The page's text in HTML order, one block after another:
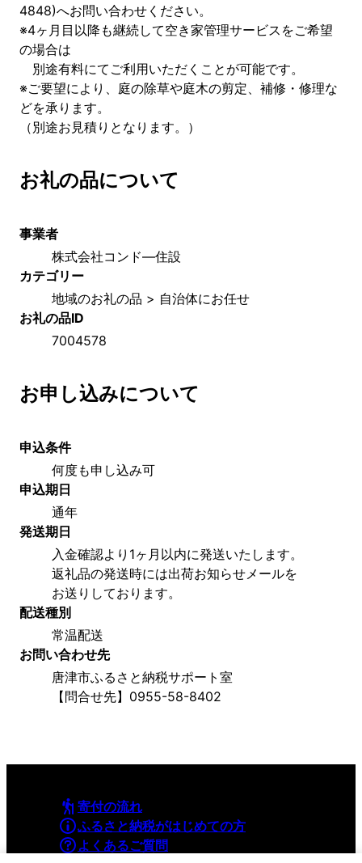
4848)へお問い合わせください。
※4ヶ月目以降も継続して空き家管理サービスをご希望
の場合は
別途有料にてご利用いただくことが可能です。
※ご要望により、庭の除草や庭木の剪定、補修・修理な
どを承ります。
（別途お見積りとなります。）
お礼の品について
事業者
株式会社コンド―住設
カテゴリー
地域のお礼の品 > 自治体にお任せ
お礼の品ID
7004578
お申し込みについて
申込条件
何度も申し込み可
申込期日
通年
発送期日
入金確認より1ヶ月以内に発送いたします。
返礼品の発送時には出荷お知らせメールを
お送りしております。
配送種別
常温配送
お問い合わせ先
唐津市ふるさと納税サポート室
【問合せ先】0955-58-8402
寄付の流れ
ふるさと納税がはじめての方
よくあるご質問